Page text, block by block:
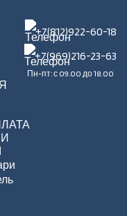
+7(812)922-60-18
+7(969)216-23-63
Пн-пт: с 09.00 до 18.00